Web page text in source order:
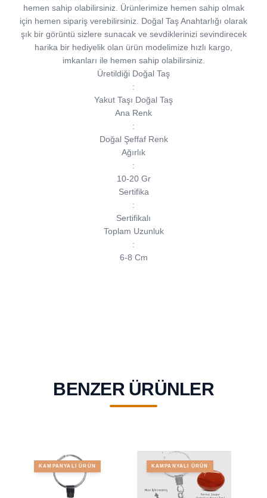
hemen sahip olabilirsiniz. Ürünlerimize hemen sahip olmak
için hemen sipariş verebilirsiniz. Doğal Taş Anahtarlığı olarak
şık bir görüntü sizlere sunacak ve sevdiklerinizi sevindirecek
harika bir hediyelik olan ürün modelimize hızlı kargo,
imkanları ile hemen sahip olabilirsiniz.
Üretildiği Doğal Taş
:
Yakut Taşı Doğal Taş
Ana Renk
:
Doğal Şeffaf Renk
Ağırlık
:
10-20 Gr
Sertifika
:
Sertifikalı
Toplam Uzunluk
:
6-8 Cm
BENZER ÜRÜNLER
KAMPANYALI ÜRÜN KAMPANYALI ÜRÜN